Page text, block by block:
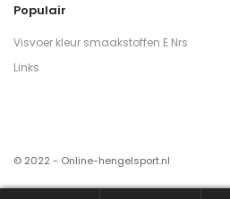
Populair
Visvoer kleur smaakstoffen E Nrs
Links
© 2022 - Online-hengelsport.nl